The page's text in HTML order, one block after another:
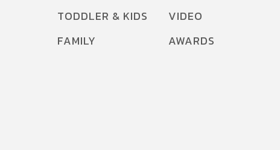
TODDLER & KIDS
FAMILY
VIDEO
AWARDS